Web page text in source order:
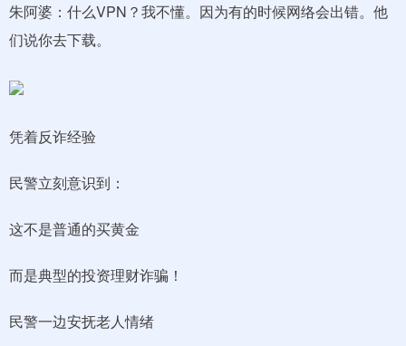
朱阿婆：什么VPN？我不懂。因为有的时候网络会出错。他
们说你去下载。
凭着反诈经验
民警立刻意识到：
这不是普通的买黄金
而是典型的投资理财诈骗！
民警一边安抚老人情绪